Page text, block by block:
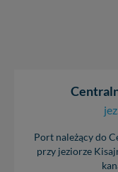
Port należący do
przy jeziorze